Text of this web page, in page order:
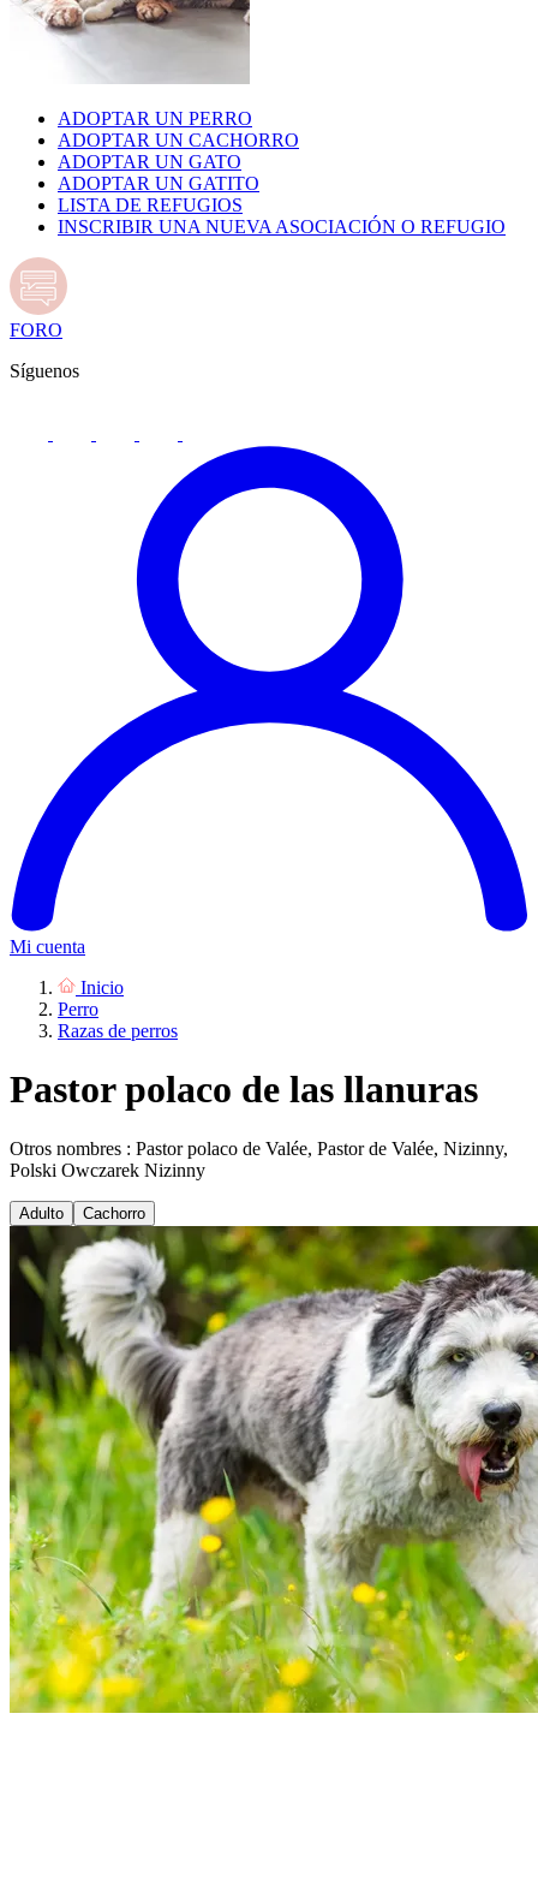
ADOPTAR UN PERRO
ADOPTAR UN CACHORRO
ADOPTAR UN GATO
ADOPTAR UN GATITO
LISTA DE REFUGIOS
INSCRIBIR UNA NUEVA ASOCIACIÓN O REFUGIO
FORO
Síguenos
Mi cuenta
Inicio
Perro
Razas de perros
Pastor polaco de las llanuras
Otros nombres : Pastor polaco de Valée, Pastor de Valée, Nizinny,
Polski Owczarek Nizinny
Adulto Cachorro